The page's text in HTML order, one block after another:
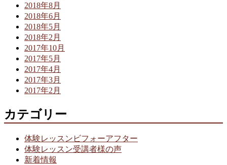
2018年8月
2018年6月
2018年5月
2018年2月
2017年10月
2017年5月
2017年4月
2017年3月
2017年2月
カテゴリー
体験レッスンビフォーアフター
体験レッスン受講者様の声
新着情報